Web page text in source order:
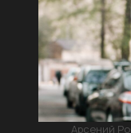
Арсений